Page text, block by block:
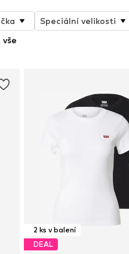
Speciální velikosti
2 ks v balení
DEAL